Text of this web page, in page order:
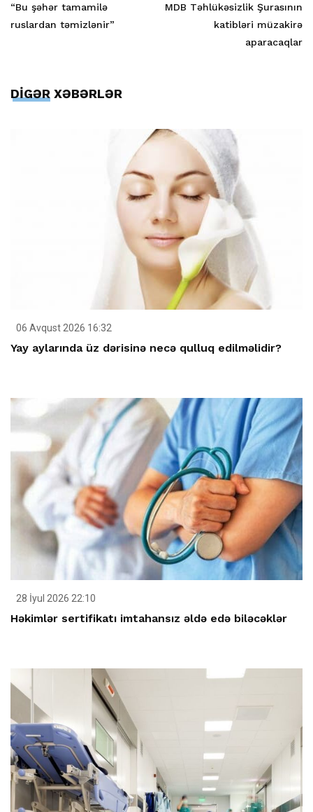
“Bu şəhər tamamilə
ruslardan təmizlənir”
MDB Təhlükəsizlik Şurasının
katibləri müzakirə
aparacaqlar
DİGƏR XƏBƏRLƏR
06 Avqust 2026 16:32
Yay aylarında üz dərisinə necə qulluq edilməlidir?
28 İyul 2026 22:10
Həkimlər sertifikatı imtahansız əldə edə biləcəklər